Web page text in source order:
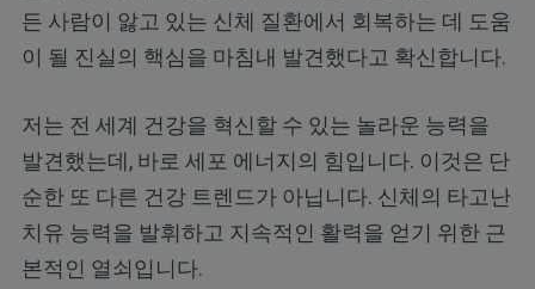
든 사람이 앓고 있는 신체 질환에서 회복하는 데 도움
이 될 진실의 핵심을 마침내 발견했다고 확신합니다.
저는 전 세계 건강을 혁신할 수 있는 놀라운 능력을
발견했는데, 바로 세포 에너지의 힘입니다. 이것은 단
순한 또 다른 건강 트렌드가 아닙니다. 신체의 타고난
치유 능력을 발휘하고 지속적인 활력을 얻기 위한 근
본적인 열쇠입니다.